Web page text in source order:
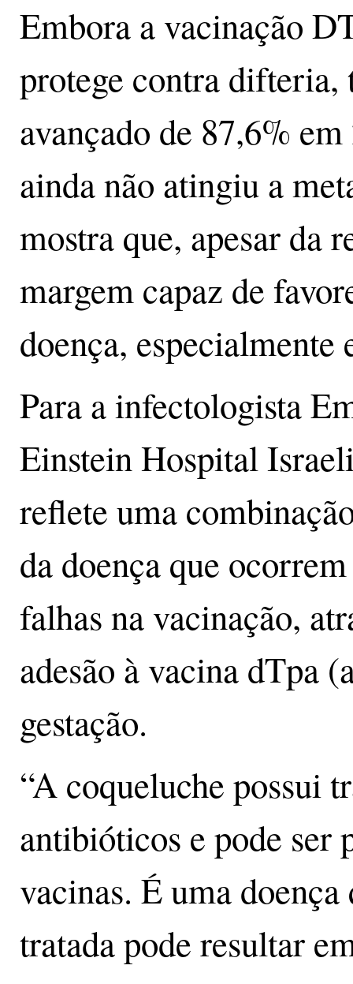
Embora a vacinação
protege contra difteria,
avançado de 87,6%
ainda não atingiu a
mostra que, apesar da
margem capaz de
doença, especialmente
Para a infectologista
Einstein Hospital
reflete uma
da doença que
falhas na vacinação,
adesão à vacina dTpa
gestação.
“A coqueluche possui
antibióticos e pode ser
vacinas. É uma
tratada pode resultar